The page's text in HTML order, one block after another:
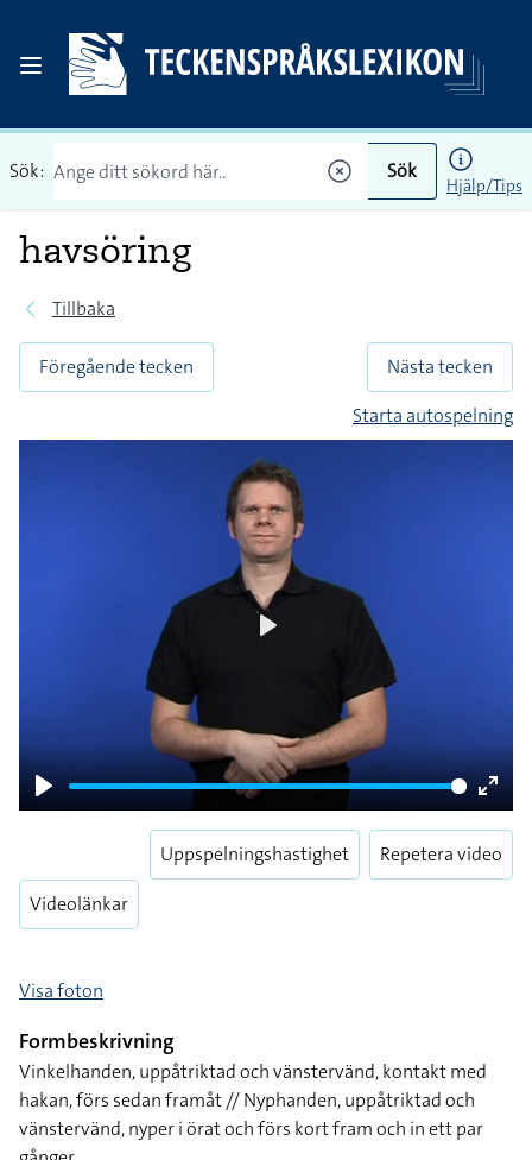
Sök: Sök
Hjälp/Tips
havsöring
Tillbaka
Föregående tecken
Nästa tecken
Starta autospelning
Play
Enter
Videolänkar
Uppspelningshastighet Repetera video
Visa foton
Formbeskrivning
Vinkelhanden, uppåtriktad och vänstervänd, kontakt med
hakan, förs sedan framåt // Nyphanden, uppåtriktad och
vänstervänd, nyper i örat och förs kort fram och in ett par